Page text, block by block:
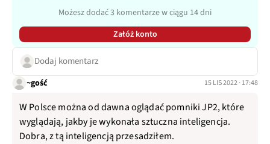
Możesz dodać 3 komentarze w ciągu 14 dni
Załóż konto
Dodaj komentarz
~gość 15 LIS 2022 · 17:48
W Polsce można od dawna oglądać pomniki JP2, które
wyglądają, jakby je wykonała sztuczna inteligencja.
Dobra, z tą inteligencją przesadziłem.